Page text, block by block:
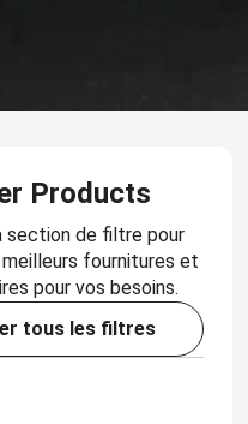
Products
section de filtre pour
fournitures et
pour vos besoins.
tous les filtres